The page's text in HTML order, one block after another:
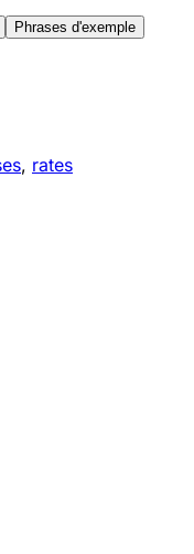
Phrases d'exemple
, rates